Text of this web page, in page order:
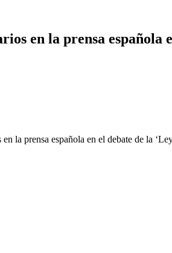
en la prensa
la prensa española en el debate de la